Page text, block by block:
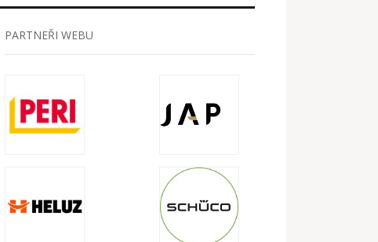
PARTNEŘI WEBU